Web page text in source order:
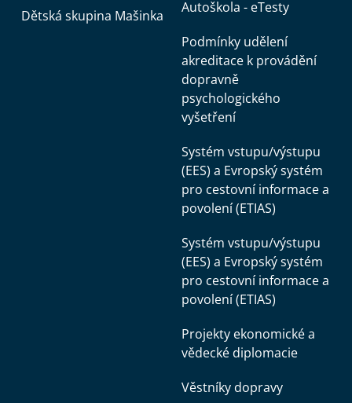
Dětská skupina Mašinka
Autoškola - eTesty
Podmínky udělení
akreditace k provádění
dopravně
psychologického
vyšetření
Systém vstupu/výstupu
(EES) a Evropský systém
pro cestovní informace a
povolení (ETIAS)
Systém vstupu/výstupu
(EES) a Evropský systém
pro cestovní informace a
povolení (ETIAS)
Projekty ekonomické a
vědecké diplomacie
Věstníky dopravy